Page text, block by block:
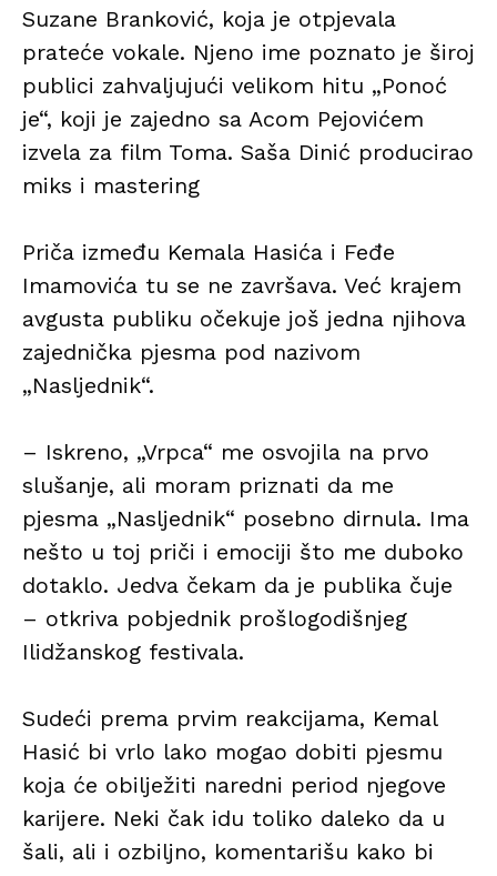
Suzane Branković, koja je otpjevala
prateće vokale. Njeno ime poznato je široj
publici zahvaljujući velikom hitu „Ponoć
je“, koji je zajedno sa Acom Pejovićem
izvela za film Toma. Saša Dinić producirao
miks i mastering
Priča između Kemala Hasića i Feđe
Imamovića tu se ne završava. Već krajem
avgusta publiku očekuje još jedna njihova
zajednička pjesma pod nazivom
„Nasljednik“.
– Iskreno, „Vrpca“ me osvojila na prvo
slušanje, ali moram priznati da me
pjesma „Nasljednik“ posebno dirnula. Ima
nešto u toj priči i emociji što me duboko
dotaklo. Jedva čekam da je publika čuje
– otkriva pobjednik prošlogodišnjeg
Ilidžanskog festivala.
Sudeći prema prvim reakcijama, Kemal
Hasić bi vrlo lako mogao dobiti pjesmu
koja će obilježiti naredni period njegove
karijere. Neki čak idu toliko daleko da u
šali, ali i ozbiljno, komentarišu kako bi